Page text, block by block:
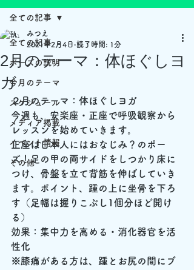
全ての記事
ポーズの説明
今月のテーマ
スケジュール
メディア掲載
イベント情報
その他
全ての記事
2月のテーマ：体ほぐしヨ
ガ
みつえ
2021年2月4日 読了時間: 1分
２月のテーマ：体ほぐしヨガ
今週も、安楽座・正座で呼吸観察から
レッスンを始めていきます。
正座は日本人にはおなじみ？のポー
ズ！足の甲の両サイドをしつかり床に
つけ、骨盤を立て背筋を伸ばしていき
ます。ポイント、踵の上に坐骨を下ろ
す（足幅は握りこぶし1個分ほど開け
る）
効果：集中力を高める・消化器官を活
性化
※膝痛がある方は、踵とお尻の間にブ